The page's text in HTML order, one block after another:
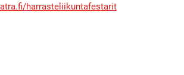
harrasteliikuntafestarit